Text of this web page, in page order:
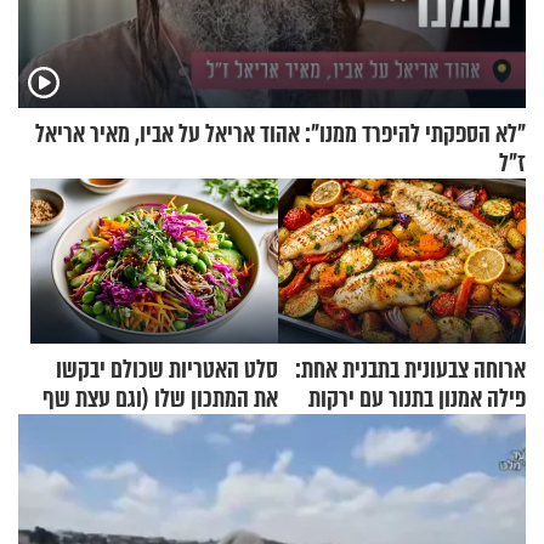
"לא הספקתי להיפרד ממנו": אהוד אריאל על אביו, מאיר אריאל
ז"ל
ארוחה צבעונית בתבנית אחת:
פילה אמנון בתנור עם ירקות
סלט האטריות שכולם יבקשו
את המתכון שלו (וגם עצת שף
להגשת הרוטב)